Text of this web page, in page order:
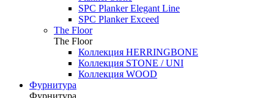
SPC Planker Elegant Line
SPC Planker Exceed
The Floor
The Floor
Коллекция HERRINGBONE
Коллекция STONE / UNI
Коллекция WOOD
Фурнитура
Фурнитура